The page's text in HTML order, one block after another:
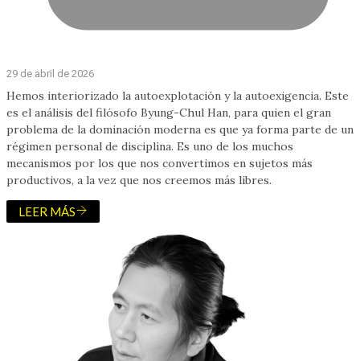
29 de abril de 2026
Hemos interiorizado la autoexplotación y la autoexigencia. Este
es el análisis del filósofo Byung-Chul Han, para quien el gran
problema de la dominación moderna es que ya forma parte de un
régimen personal de disciplina. Es uno de los muchos
mecanismos por los que nos convertimos en sujetos más
productivos, a la vez que nos creemos más libres.
LEER MÁS